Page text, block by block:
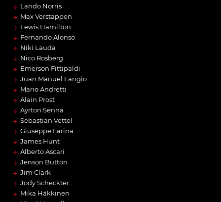
→ Lando Norris
→ Max Verstappen
→ Lewis Hamilton
→ Fernando Alonso
→ Niki Lauda
→ Nico Rosberg
→ Emerson Fittipaldi
→ Juan Manuel Fangio
→ Mario Andretti
→ Alain Prost
→ Ayrton Senna
→ Sebastian Vettel
→ Giuseppe Farina
→ James Hunt
→ Alberto Ascari
→ Jenson Button
→ Jim Clark
→ Jody Scheckter
→ Mika Häkkinen